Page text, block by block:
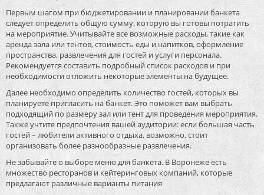
Первым шагом при бюджетировании и планировании банкета
следует определить общую сумму, которую вы готовы потратить
на мероприятие. Учитывайте все возможные расходы, такие как
аренда зала или тентов, стоимость еды и напитков, оформление
пространства, развлечения для гостей и услуги персонала.
Рекомендуется составить подробный список расходов и при
необходимости отложить некоторые элементы на будущее.
Далее необходимо определить количество гостей, которых вы
планируете пригласить на банкет. Это поможет вам выбрать
подходящий по размеру зал или тент для проведения мероприятия.
Также учтите предпочтения вашей аудитории: если большая часть
гостей – любители активного отдыха, возможно, стоит
организовать более разнообразные развлечения.
Не забывайте о выборе меню для банкета. В Воронеже есть
множество ресторанов и кейтеринговых компаний, которые
предлагают различные варианты питания